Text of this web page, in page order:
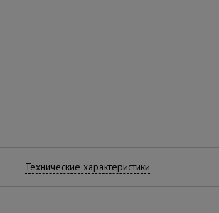
Технические характеристики